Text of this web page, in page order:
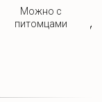
Можно с
питомцами